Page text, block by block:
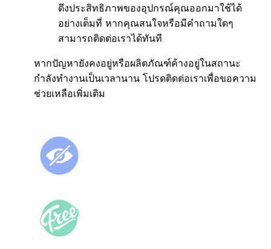
ดึงประสิทธิภาพของอุปกรณ์คุณออกมาใช้ได้
อย่างเต็มที่ หากคุณสนใจหรือมีคำถามใดๆ
สามารถติดต่อเราได้ทันที
หากปัญหายังคงอยู่หรือผลิตภัณฑ์ค้างอยู่ในสถานะ
กำลังทำงานเป็นเวลานาน โปรดติดต่อเราเพื่อขอความ
ช่วยเหลือเพิ่มเติม